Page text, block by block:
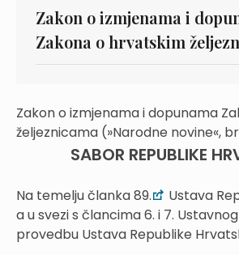
Zakon o izmjenama i
Zakona o hrvatskim
Zakon o izmjenama i dopunama
željeznicama (»Narodne novine«,
SABOR REPUBLIKE
Na temelju članka 89.
Ustava
a u svezi s člancima 6. i 7.
provedbu Ustava Republike